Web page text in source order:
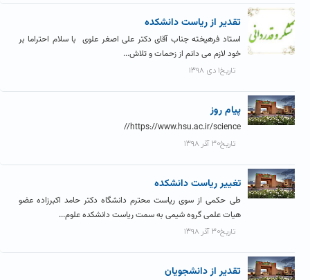
تقدیر از ریاست دانشکده
استاد فرهیخته جناب آقای دکتر علی اصغر علوی با سلام احتراما بر
خود لازم می دانم از زحمات و تلاش...
تاریخ۱ دی ۱۳۹۸
پیام روز
https://www.hsu.ac.ir/science//
تاریخ۳۰ آذر ۱۳۹۸
تغییر ریاست دانشکده
طی حکمی از سوی ریاست محترم دانشگاه دکتر حامد اکبرزاده عضو
هیات علمی گروه شیمی به سمت ریاست دانشکده علوم...
تاریخ۳۰ آذر ۱۳۹۸
تقدیر از دانشجویان